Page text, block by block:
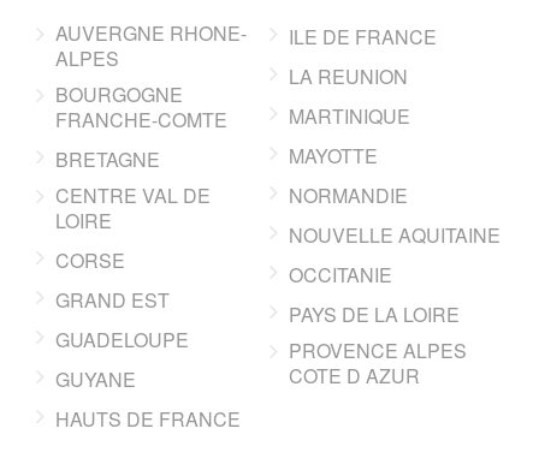
AUVERGNE RHONE-
ALPES
BOURGOGNE
FRANCHE-COMTE
BRETAGNE
CENTRE VAL DE
LOIRE
CORSE
GRAND EST
GUADELOUPE
GUYANE
HAUTS DE FRANCE
ILE DE FRANCE
LA REUNION
MARTINIQUE
MAYOTTE
NORMANDIE
NOUVELLE AQUITAINE
OCCITANIE
PAYS DE LA LOIRE
PROVENCE ALPES
COTE D AZUR